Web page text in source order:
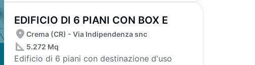
EDIFICIO DI 6 PIANI CON BOX E
TERRAZZO
Crema (CR) - Via Indipendenza snc
5.272 Mq
Edificio di 6 piani con destinazione d'uso